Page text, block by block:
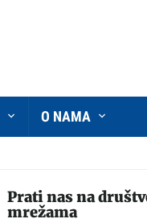
O NAMA
Prati nas na
mrežama